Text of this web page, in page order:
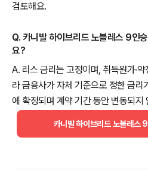
검토해요.
Q. 카니발 하이브리드 노블레스 9인
요?
A. 리스 금리는 고정이며, 취득원가·약
라 금융사가 자체 기준으로 정한 금리
에 확정되며 계약 기간 동안 변동되지
카니발 하이브리드 노블레스